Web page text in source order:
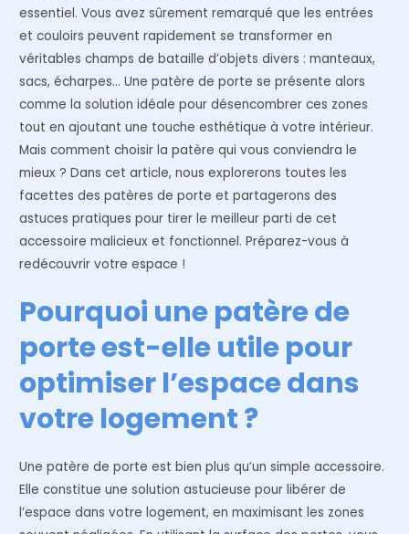
essentiel. Vous avez sûrement remarqué que les entrées
et couloirs peuvent rapidement se transformer en
véritables champs de bataille d’objets divers : manteaux,
sacs, écharpes… Une patère de porte se présente alors
comme la solution idéale pour désencombrer ces zones
tout en ajoutant une touche esthétique à votre intérieur.
Mais comment choisir la patère qui vous conviendra le
mieux ? Dans cet article, nous explorerons toutes les
facettes des patères de porte et partagerons des
astuces pratiques pour tirer le meilleur parti de cet
accessoire malicieux et fonctionnel. Préparez-vous à
redécouvrir votre espace !
Pourquoi une patère de
porte est-elle utile pour
optimiser l’espace dans
votre logement ?
Une patère de porte est bien plus qu’un simple accessoire.
Elle constitue une solution astucieuse pour libérer de
l’espace dans votre logement, en maximisant les zones